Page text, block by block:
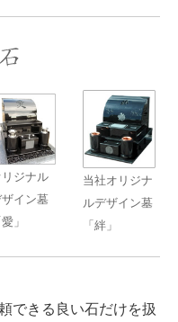
リジナル
イン墓
愛」
当社オリジナ
ルデザイン墓
「絆」
できる良い石だけを扱